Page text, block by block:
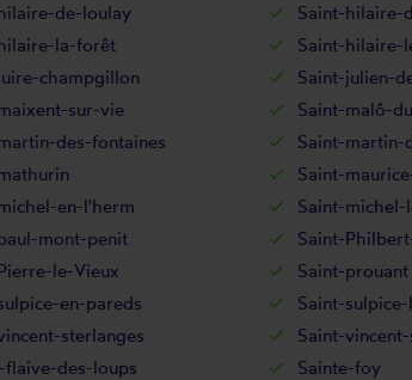
de-loulay Saint-hilaire-
la-forêt Saint-hilaire-
champgillon Saint-julien-
sur-vie Saint-malô-
des-fontaines Saint-martin-
Saint-
en-l'herm Saint-michel-
mont-penit Saint-
le-Vieux Saint-prouant
en-pareds Saint-
sterlanges Saint-
flaive-des-loups Sainte-foy